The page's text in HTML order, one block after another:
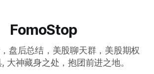
FomoStop
盘后总结，美股聊天群，美股期权
大神藏身之处，抱团前进之地。